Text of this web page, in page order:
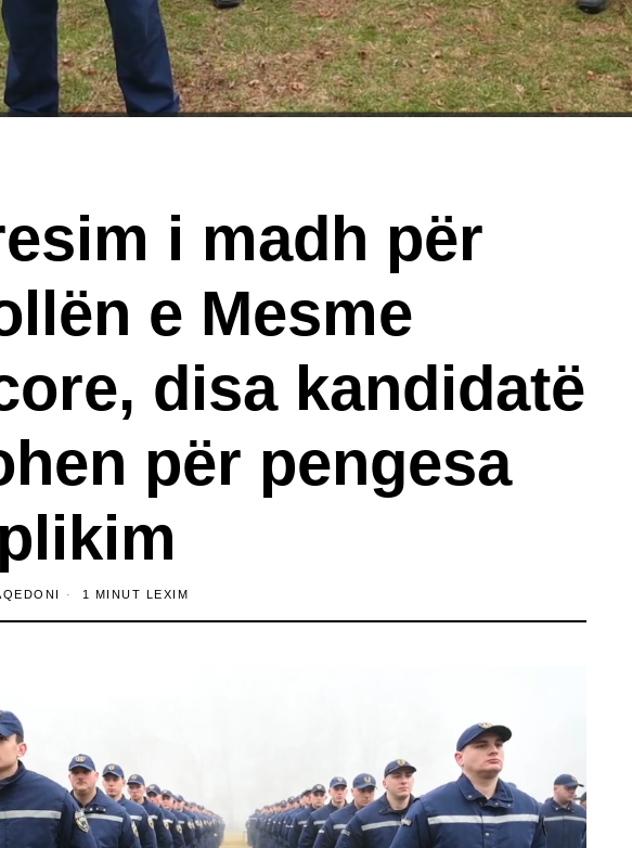
i madh për
e Mesme
disa kandidatë
për pengesa
1 MINUT LEXIM